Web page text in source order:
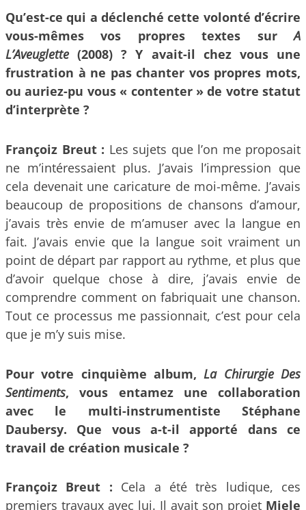
Qu’est-ce qui a déclenché cette volonté d’écrire
vous-mêmes vos propres textes surA
L’Aveuglette (2008) ? Y avait-il chez vous une
frustration à ne pas chanter vos propres mots,
ou auriez-pu vous « contenter » de votre statut
d’interprète ?
Françoiz Breut : Les sujets que l’on me proposait
ne m’intéressaient plus. J’avais l’impression que
cela devenait une caricature de moi-même. J’avais
beaucoup de propositions de chansons d’amour,
j’avais très envie de m’amuser avec la langue en
fait. J’avais envie que la langue soit vraiment un
point de départ par rapport au rythme, et plus que
d’avoir quelque chose à dire, j’avais envie de
comprendre comment on fabriquait une chanson.
Tout ce processus me passionnait, c’est pour cela
que je m’y suis mise.
Pour votre cinquième album, La Chirurgie Des
Sentiments, vous entamez une collaboration
avec le multi-instrumentiste Stéphane
Daubersy. Que vous a-t-il apporté dans ce
travail de création musicale ?
Françoiz Breut : Cela a été très ludique, ces
premiers travaux avec lui. Il avait son projet Miele